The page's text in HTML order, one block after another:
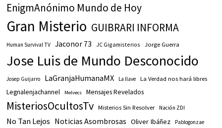
EnigmAnónimo Mundo de Hoy
Gran Misterio GUIBRARI INFORMA
Human Survival TV Jaconor 73 JC Gigamisterios Jorge Guerra
Jose Luis de Mundo Desconocido
Josep Guijarro LaGranjaHumanaMX La llave La Verdad nos hará libres
Legnalenjachannel Melvecs Mensajes Revelados
MisteriosOcultosTv Misterios Sin Resolver Nación ZDI
No Tan Lejos Noticias Asombrosas Oliver Ibáñez Pablogonzae